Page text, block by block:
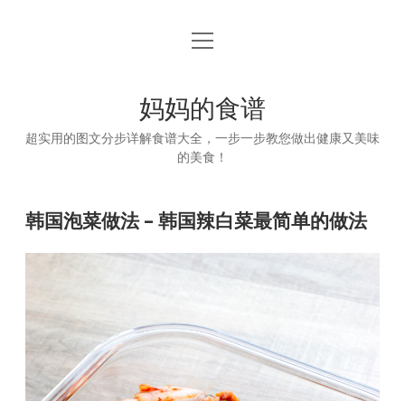
首页
open
妈妈的食谱
超实用的图文分步详解食谱大全，一步一步教您做出健康又美味
的美食！
韩国泡菜做法 – 韩国辣白菜最简单的做法